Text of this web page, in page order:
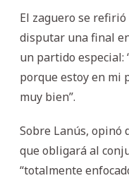
El zaguero se
disputar una final
un partido especial:
porque estoy en mi
muy bien”.
Sobre Lanús, opinó
que obligará al
“totalmente